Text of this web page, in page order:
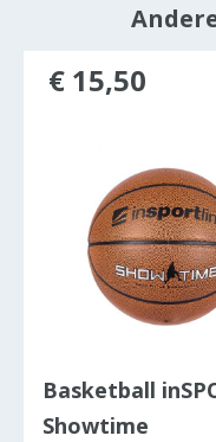
Basketball
Showtime
€ 15,50